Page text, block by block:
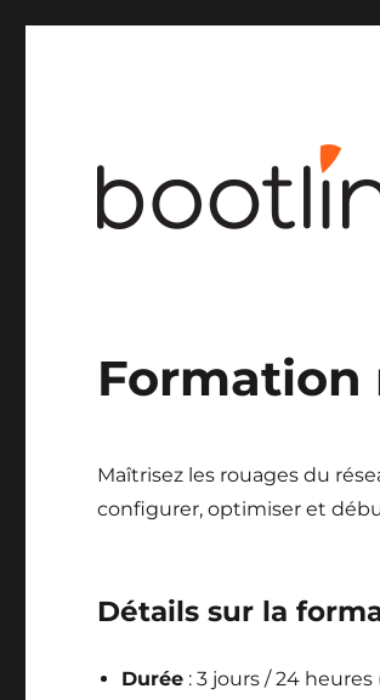
Formation
Maîtrisez les rouages du
configurer, optimiser et
Détails sur la
Durée : 3 jours / 24